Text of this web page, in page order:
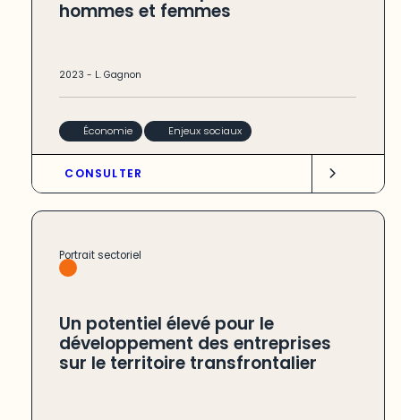
hommes et femmes
2023- L. Gagnon
Économie Enjeux sociaux
CONSULTER
Portrait sectoriel
Un potentiel élevé pour le
développement des entreprises
sur le territoire transfrontalier